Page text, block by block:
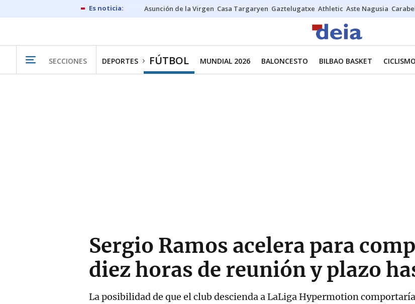
Asunción de la Virgen Casa Targaryen Gaztelugatxe Athletic Aste Nagusia
SECCIONES DEPORTES FÚTBOL MUNDIAL 2026 BALONCESTO BILBAO BASKET CICLISMO
Sergio Ramos acelera para
diez horas de reunión y plazo
La posibilidad de que el club descienda a LaLiga Hypermotion